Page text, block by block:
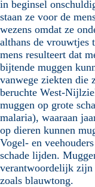
in beginsel
staan ze voor de
wezens omdat ze
althans de vrouwtjes
mens resulteert dat
bijtende muggen
vanwege ziekten die
beruchte West-
muggen op grote
malaria), waaraan
op dieren kunnen
Vogel- en
schade lijden.
verantwoordelijk zijn
zoals blauwtong.